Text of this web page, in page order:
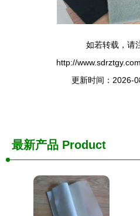
如若转载，请
http://
更新时间：2026-
最新产品 Product